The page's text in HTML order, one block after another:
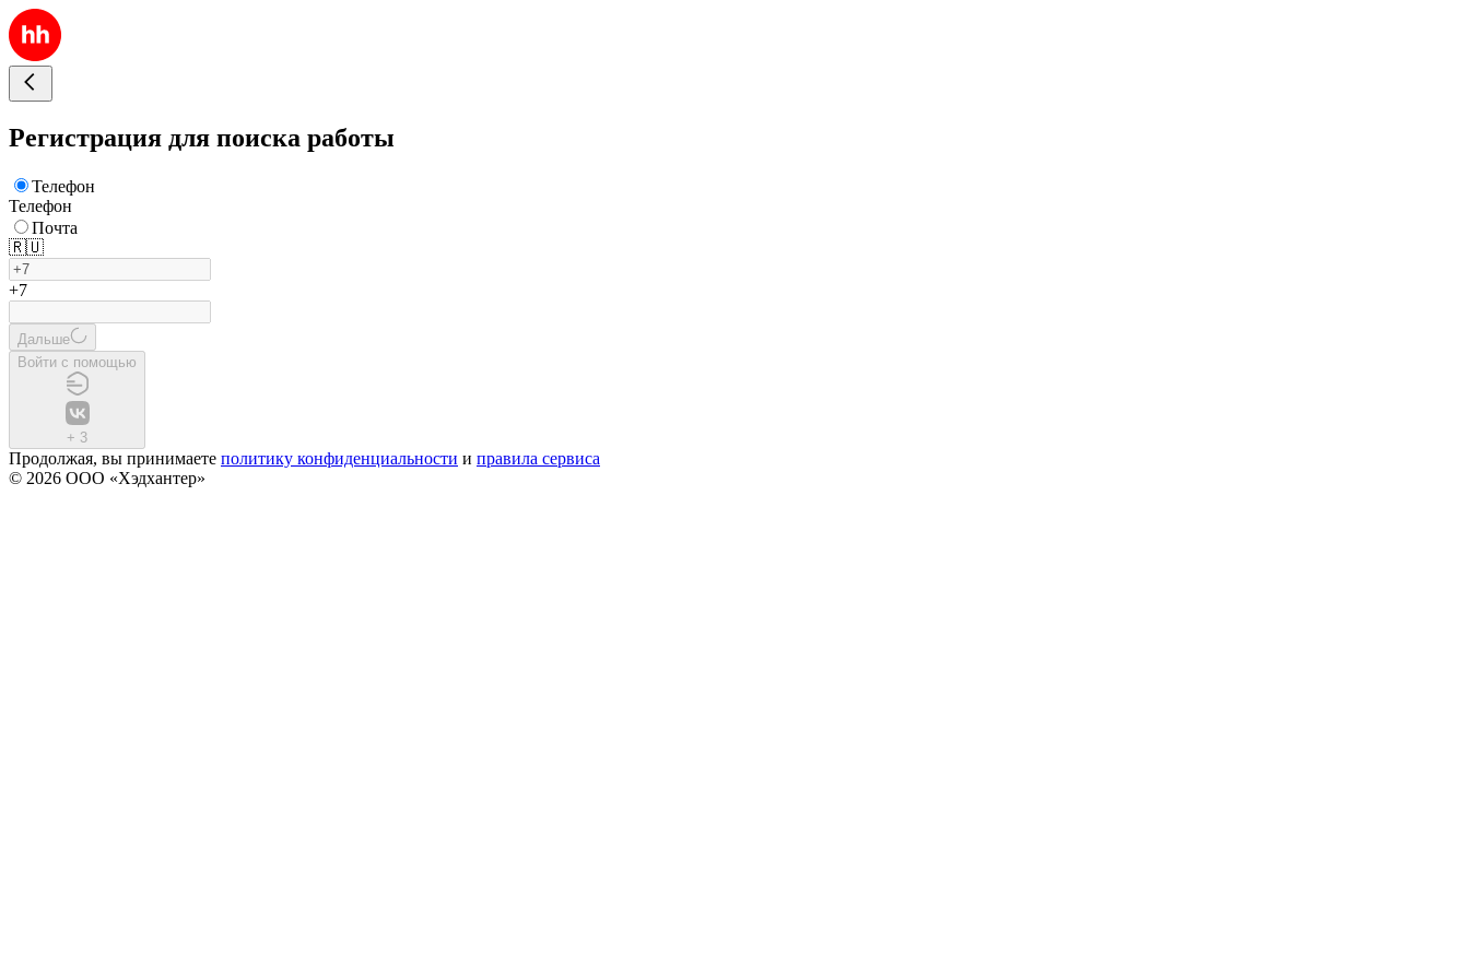
Регистрация для поиска работы
Телефон
Телефон
Почта
🇷🇺
+7
Дальше
Войти с помощью
+ 3
Продолжая, вы принимаете политику конфиденциальности и правила сервиса
© 2026 ООО «Хэдхантер»